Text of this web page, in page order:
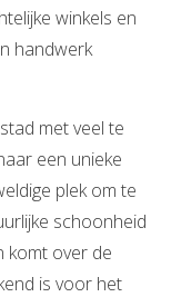
winkels en
handwerk
met veel te
een unieke
plek om te
schoonheid
komt over de
is voor het